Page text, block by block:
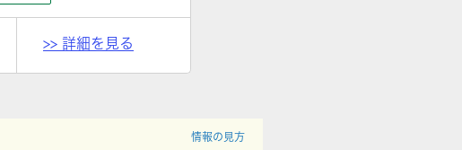
>> 詳細を見る
情報の見方